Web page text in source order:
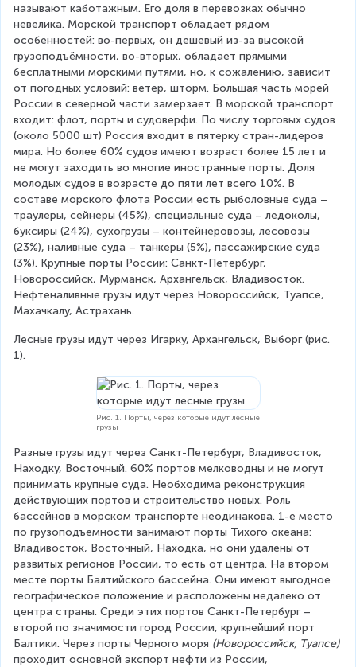
называют каботажным. Его доля в перевозках обычно
невелика. Морской транспорт обладает рядом
особенностей: во-первых, он дешевый из-за высокой
грузоподъёмности, во-вторых, обладает прямыми
бесплатными морскими путями, но, к сожалению, зависит
от погодных условий: ветер, шторм. Большая часть морей
России в северной части замерзает. В морской транспорт
входит: флот, порты и судоверфи. По числу торговых судов
(около 5000 шт) Россия входит в пятерку стран-лидеров
мира. Но более 60% судов имеют возраст более 15 лет и
не могут заходить во многие иностранные порты. Доля
молодых судов в возрасте до пяти лет всего 10%. В
составе морского флота России есть рыболовные суда –
траулеры, сейнеры (45%), специальные суда – ледоколы,
буксиры (24%), сухогрузы – контейнеровозы, лесовозы
(23%), наливные суда – танкеры (5%), пассажирские суда
(3%). Крупные порты России: Санкт-Петербург,
Новороссийск, Мурманск, Архангельск, Владивосток.
Нефтеналивные грузы идут через Новороссийск, Туапсе,
Махачкалу, Астрахань.
Лесные грузы идут через Игарку, Архангельск, Выборг (рис.
1).
Рис. 1. Порты, через которые идут лесные
грузы
Разные грузы идут через Санкт-Петербург, Владивосток,
Находку, Восточный. 60% портов мелководны и не могут
принимать крупные суда. Необходима реконструкция
действующих портов и строительство новых. Роль
бассейнов в морском транспорте неодинакова. 1-е место
по грузоподъемности занимают порты Тихого океана:
Владивосток, Восточный, Находка, но они удалены от
развитых регионов России, то есть от центра. На втором
месте порты Балтийского бассейна. Они имеют выгодное
географическое положение и расположены недалеко от
центра страны. Среди этих портов Санкт-Петербург –
второй по значимости город России, крупнейший порт
Балтики. Через порты Черного моря (Новороссийск, Туапсе)
проходит основной экспорт нефти из России,